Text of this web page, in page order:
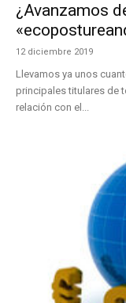
¿Avanzamos
12 diciembre 2019
Llevamos ya unos
principales titulares de
relación con el...